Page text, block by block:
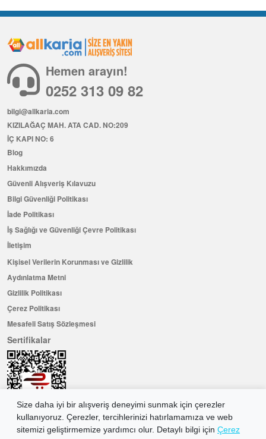
Size daha iyi bir alışveriş deneyimi sunmak için çerezler
kullanıyoruz. Çerezler, tercihlerinizi hatırlamamıza ve web
sitemizi geliştirmemize yardımcı olur. Detaylı bilgi için Çerez
Hemen arayın!
0252 313 09 82
bilgi@allkaria.com
KIZILAĞAÇ MAH. ATA CAD. NO:209
İÇ KAPI NO: 6
Blog
Hakkımızda
Güvenli Alışveriş Kılavuzu
Bilgi Güvenliği Politikası
İade Politikası
İş Sağlığı ve Güvenliği Çevre Politikası
İletişim
Kişisel Verilerin Korunması ve Gizlilik
Aydınlatma Metni
Gizlilik Politikası
Çerez Politikası
Mesafeli Satış Sözleşmesi
Sertifikalar